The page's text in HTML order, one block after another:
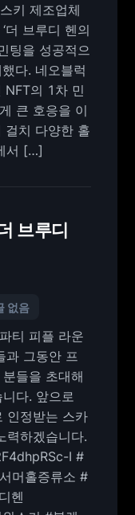
키 제조업체
더 브루디 헨의
팅을 성공적으
다. 네오블럭
NFT의 1차 민
큰 호응을 이
걸치 다양한 홀
서 […]
브루디
없음
티 피플 라운
과 그동안 프
들을 초대해
다. 앞으로
인정받는 스카
력하겠습니다.
I #
머홀증류소 #
헨